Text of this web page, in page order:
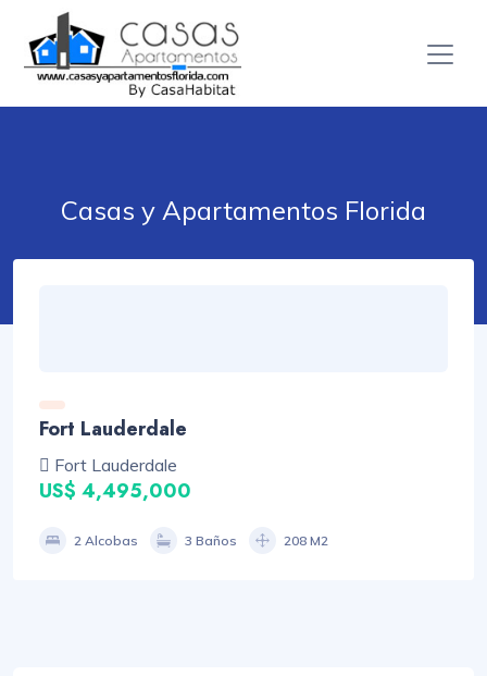
Casas y Apartamentos Florida
Fort Lauderdale
Fort Lauderdale
US$ 4,495,000
2 Alcobas 3 Baños 208 M2